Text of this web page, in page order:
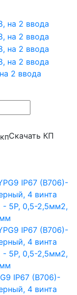
2 ввода
Скачать КП
IP67 (B706)-
4 винта